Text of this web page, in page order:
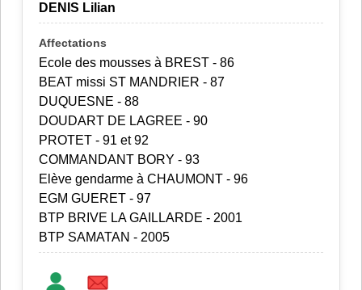
DENIS Lilian
Ecole des mousses à BREST - 86
BEAT missi ST MANDRIER - 87
DUQUESNE - 88
DOUDART DE LAGREE - 90
PROTET - 91 et 92
COMMANDANT BORY - 93
Elève gendarme à CHAUMONT - 96
EGM GUERET - 97
BTP BRIVE LA GAILLARDE - 2001
BTP SAMATAN - 2005